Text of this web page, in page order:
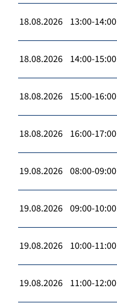
18.08.2026 13:00-14:00
18.08.2026 14:00-15:00
18.08.2026 15:00-16:00
18.08.2026 16:00-17:00
19.08.2026 08:00-09:00
19.08.2026 09:00-10:00
19.08.2026 10:00-11:00
19.08.2026 11:00-12:00